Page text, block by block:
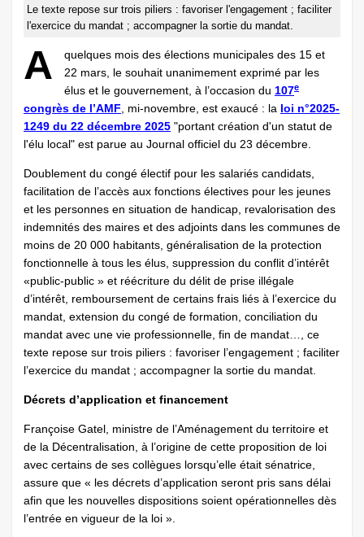
Le texte repose sur trois piliers : favoriser l'engagement ; faciliter
l'exercice du mandat ; accompagner la sortie du mandat.
A
quelques mois des élections municipales des 15 et
22 mars, le souhait unanimement exprimé par les
élus et le gouvernement, à l’occasion du 107e
congrès de l’AMF , mi-novembre, est exaucé : la loi n°2025-
1249 du 22 décembre 2025 "portant création d'un statut de
l'élu local" est parue au Journal officiel du 23 décembre.
Doublement du congé électif pour les salariés candidats,
facilitation de l’accès aux fonctions électives pour les jeunes
et les personnes en situation de handicap, revalorisation des
indemnités des maires et des adjoints dans les communes de
moins de 20 000 habitants, généralisation de la protection
fonctionnelle à tous les élus, suppression du conflit d’intérêt
«public-public » et réécriture du délit de prise illégale
d’intérêt, remboursement de certains frais liés à l’exercice du
mandat, extension du congé de formation, conciliation du
mandat avec une vie professionnelle, fin de mandat…, ce
texte repose sur trois piliers : favoriser l’engagement ; faciliter
l’exercice du mandat ; accompagner la sortie du mandat.
Décrets d’application et financement
Françoise Gatel, ministre de l’Aménagement du territoire et
de la Décentralisation, à l’origine de cette proposition de loi
avec certains de ses collègues lorsqu’elle était sénatrice,
assure que « les décrets d’application seront pris sans délai
afin que les nouvelles dispositions soient opérationnelles dès
l’entrée en vigueur de la loi ».